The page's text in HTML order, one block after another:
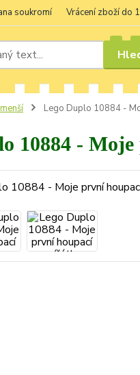
soukromí Vrácení zboží do
Lego Duplo 10884 -
10884 -